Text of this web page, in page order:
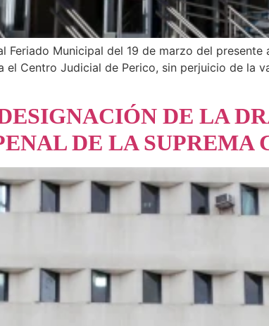
Feriado Municipal del 19 de marzo del
el Centro Judicial de Perico, sin perjuicio de la
DE LA
DE LA SUPREMA